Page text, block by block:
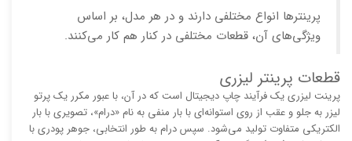
پرینترها انواع مختلفی دارند و در هر مدل، بر اساس
ویژگی‌های آن، قطعات مختلفی در کنار هم کار می‌کنند.
قطعات پرینتر لیزری
پرینت لیزری یک فرآیند چاپ دیجیتال است که در آن، با عبور مکرر یک پرتو
لیزر به جلو و عقب از روی استوانه‌ای با بار منفی به نام «درام»، تصویری با بار
الکتریکی متفاوت تولید می‌شود. سپس درام به طور انتخابی، جوهر پودری با